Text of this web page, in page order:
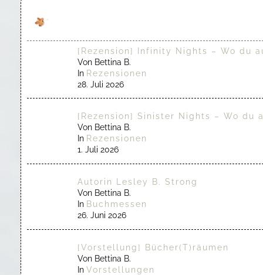
[Rezension] Infinity Nights – Wo du
Von Bettina B.
In Rezensionen
28. Juli 2026
[Rezension] Sinister Nights – Wo du
Von Bettina B.
In Rezensionen
1. Juli 2026
Autorin Lesley B. Strong
Von Bettina B.
In Buchmessen
26. Juni 2026
[Vorstellung] Bücher(T)räumen
Von Bettina B.
In Vorstellungen